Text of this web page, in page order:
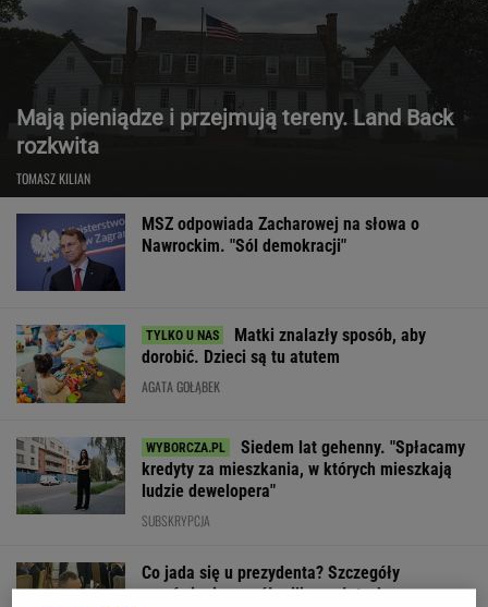
Mają pieniądze i przejmują tereny. Land Back
rozkwita
TOMASZ KILIAN
MSZ odpowiada Zacharowej na słowa o
Nawrockim. "Sól demokracji"
Matki znalazły sposób, aby
dorobić. Dzieci są tu atutem
AGATA GOŁĄBEK
Siedem lat gehenny. "Spłacamy
kredyty za mieszkania, w których mieszkają
ludzie dewelopera"
SUBSKRYPCJA
Co jada się u prezydenta? Szczegóły
zamówienia za pół miliona złotych